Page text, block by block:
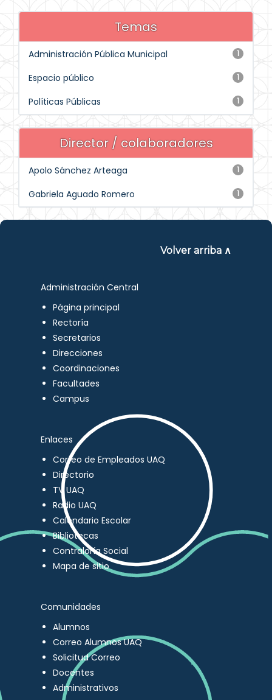
Temas
1
Administración Pública Municipal
1
Espacio público
1
Políticas Públicas
Director / colaboradores
1
Apolo Sánchez Arteaga
1
Gabriela Aguado Romero
Volver arriba ∧
Administración Central
Página principal
Rectoría
Secretarios
Direcciones
Coordinaciones
Facultades
Campus
Enlaces
Correo de Empleados UAQ
Directorio
TV UAQ
Radio UAQ
Calendario Escolar
Bibliotecas
Contraloría Social
Mapa de sitio
Comunidades
Alumnos
Correo Alumnos UAQ
Solicitud Correo
Docentes
Administrativos